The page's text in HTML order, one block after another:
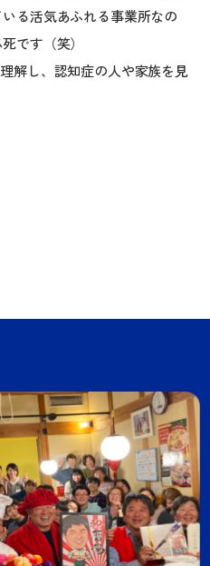
る活気あふれる事業所なの
です（笑）
解し、認知症の人や家族を見